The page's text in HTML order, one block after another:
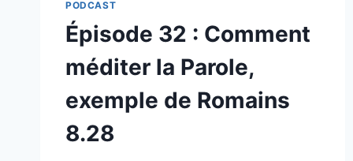
PODCAST
Épisode 32 : Comment
méditer la Parole,
exemple de Romains
8.28